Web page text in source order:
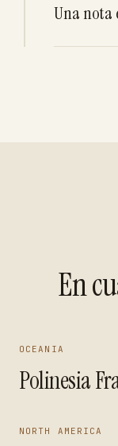
Una nota
En
OCEANIA
Polinesia
NORTH AMERICA